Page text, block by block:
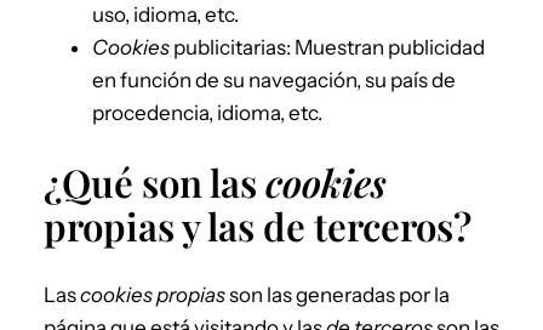
uso, idioma, etc.
Cookies publicitarias: Muestran publicidad
en función de su navegación, su país de
procedencia, idioma, etc.
¿Qué son lascookies
propias y las de terceros?
Lascookies propiasson las generadas por la